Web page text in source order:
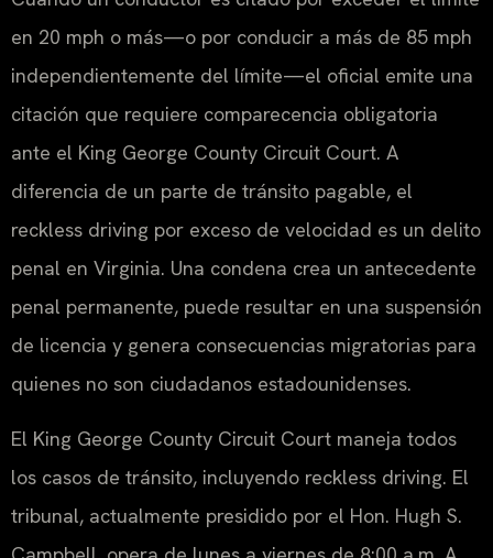
en 20 mph o más—o por conducir a más de 85 mph
independientemente del límite—el oficial emite una
citación que requiere comparecencia obligatoria
ante el King George County Circuit Court. A
diferencia de un parte de tránsito pagable, el
reckless driving por exceso de velocidad es un delito
penal en Virginia. Una condena crea un antecedente
penal permanente, puede resultar en una suspensión
de licencia y genera consecuencias migratorias para
quienes no son ciudadanos estadounidenses.
El King George County Circuit Court maneja todos
los casos de tránsito, incluyendo reckless driving. El
tribunal, actualmente presidido por el Hon. Hugh S.